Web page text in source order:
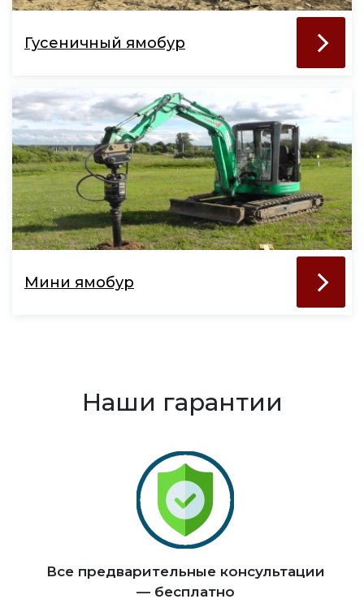
Гусеничный ямобур
Мини ямобур
Наши гарантии
Все предварительные консультации
— бесплатно